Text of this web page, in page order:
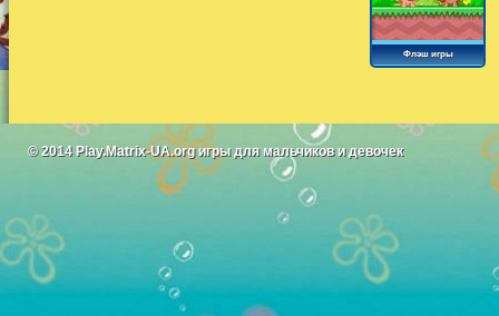
Флэш игры
© 2014 Play.Matrix-UA.orgигры для мальчиков и девочек